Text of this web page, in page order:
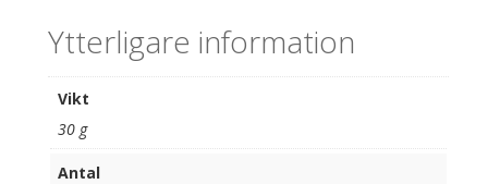
Ytterligare information
Vikt
30 g
Antal